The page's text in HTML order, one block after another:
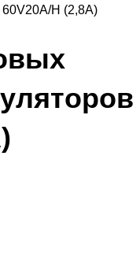
H (2,8A)